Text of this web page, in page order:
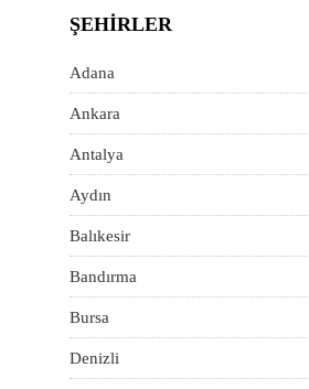
ŞEHIRLER
Adana
Ankara
Antalya
Aydın
Balıkesir
Bandırma
Bursa
Denizli